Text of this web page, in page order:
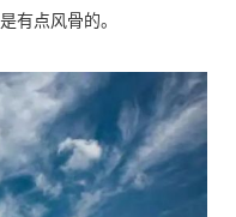
有点风骨的。